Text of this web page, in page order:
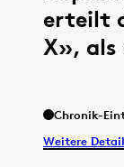
erteilt
X»,
Chronik-
Weitere